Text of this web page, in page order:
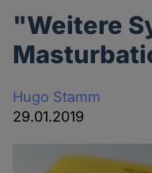
"Weitere
Hugo Stamm
29.01.2019